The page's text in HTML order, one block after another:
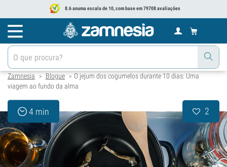
8.6 anuma escala de 10, com base em 79708 avaliações
Zamnesia > Blogue > O jejum dos cogumelos durante 10 dias: Uma
viagem ao fundo da alma
4 min 2